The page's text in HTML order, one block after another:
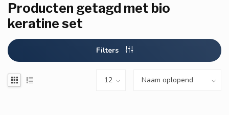
Producten getagd met bio
keratine set
Filters